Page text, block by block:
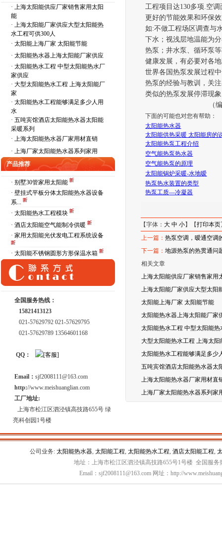
· 上海太阳能供应厂家销售家用太阳
能
· 上海太阳能厂家供应大型太阳能热
水工程可供300人
· 太阳能上海厂家 太阳能节能
· 太阳能热水器上海太阳能厂家供应
· 太阳能热水工程 中型太阳能热水厂
家供应
· 大型太阳能热水工程 上海太阳能厂
家
· 太阳能热水工程能够满足多少人用
水
· 五吨宾馆酒店太阳能热水器太阳能
采暖系列
· 上海太阳能热水器厂家用材直销
· 上海厂家太阳能热水器系列家用
产品推荐
· 别墅30管家用太阳能
· 壁挂式平板分体太阳能热水器设备
系...
· 太阳能热水工程模块
· 酒店太阳能空气能制冷供暖
· 家用太阳能光伏发电工程系统设备
· 太阳能不锈钢圆形方形保温水箱
全国服务热线：
15821413123
021-57629792 021-57629795
021-57629789 13564601168
QQ：
Email： sjf2008111@163.com
http://www.meishuanglian.com
工厂地址:
上海市松江区泗泾镇高技路655号 绿
亮科创园1号楼
工程项目达130多项.空调
更好的节能效果和环保
如:不做工程场区调查与
下水 ；视浅层地温能为
热泵 ；井水泵、循环泵
健康发展，有必要对各
世界各国热泵发展过程
热泵的经验与教训，关
类似的热泵发展停滞现
（
下面的可能也对您有帮助：
太阳能热水器
太阳能供热采暖 太阳能房的
太阳能热泵工程介绍
空气能热泵热水器
空气能热泵的原理
太阳能锅炉采暖-水地暧
热泵热水装置的类型
热泵工质---冷凝器
【字体：大 中 小】【打印本页
上一篇：热泵空调，暧通空调
下一篇：地源热泵的热贯通问
相关文章
上海太阳能供应厂家销售家用
上海太阳能厂家供应大型太阳
太阳能上海厂家 太阳能节能
太阳能热水器上海太阳能厂家
太阳能热水工程 中型太阳能热
大型太阳能热水工程 上海太阳
太阳能热水工程能够满足多少
五吨宾馆酒店太阳能热水器太
上海太阳能热水器厂家用材直
上海厂家太阳能热水器系列家
公司业务: 太阳能热水器, 太阳能工程, 太阳能热水工程, 酒店太阳能工程,
地址：上海市松江区泗泾镇高技路655号1号楼 全国服务
Email：sjf2008111@163.com 网址：http://